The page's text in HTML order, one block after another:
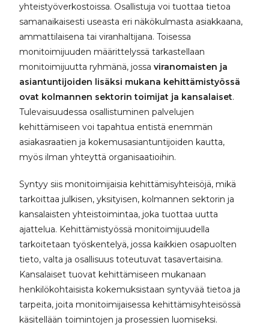
yhteistyöverkostoissa. Osallistuja voi tuottaa tietoa
samanaikaisesti useasta eri näkökulmasta asiakkaana,
ammattilaisena tai viranhaltijana. Toisessa
monitoimijuuden määrittelyssä tarkastellaan
monitoimijuutta ryhmänä, jossaviranomaisten ja
asiantuntijoiden lisäksi mukana kehittämistyössä
ovat kolmannen sektorin toimijat ja kansalaiset.
Tulevaisuudessa osallistuminen palvelujen
kehittämiseen voi tapahtua entistä enemmän
asiakasraatien ja kokemusasiantuntijoiden kautta,
myös ilman yhteyttä organisaatioihin.
Syntyy siis monitoimijaisia kehittämisyhteisöjä, mikä
tarkoittaa julkisen, yksityisen, kolmannen sektorin ja
kansalaisten yhteistoimintaa, joka tuottaa uutta
ajattelua. Kehittämistyössä monitoimijuudella
tarkoitetaan työskentelyä, jossa kaikkien osapuolten
tieto, valta ja osallisuus toteutuvat tasavertaisina.
Kansalaiset tuovat kehittämiseen mukanaan
henkilökohtaisista kokemuksistaan syntyvää tietoa ja
tarpeita, joita monitoimijaisessa kehittämisyhteisössä
käsitellään toimintojen ja prosessien luomiseksi.